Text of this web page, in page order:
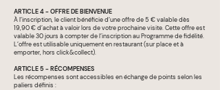
ARTICLE 4 - OFFRE DE BIENVENUE
À l’inscription, le client bénéficie d’une offre de 5 € valable dès
19,90 € d’achat à valoir lors de votre prochaine visite. Cette offre est
valable 30 jours à compter de l’inscription au Programme de fidélité.
L’offre est utilisable uniquement en restaurant (sur place et à
emporter, hors click&collect).
ARTICLE 5 - RÉCOMPENSES
Les récompenses sont accessibles en échange de points selon les
paliers définis :